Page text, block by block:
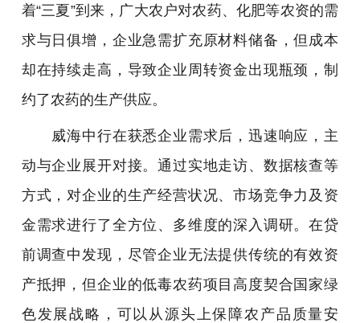
着“三夏”到来，广大农户对农药、化肥等农资的需
求与日俱增，企业急需扩充原材料储备，但成本
却在持续走高，导致企业周转资金出现瓶颈，制
约了农药的生产供应。
威海中行在获悉企业需求后，迅速响应，主
动与企业展开对接。通过实地走访、数据核查等
方式，对企业的生产经营状况、市场竞争力及资
金需求进行了全方位、多维度的深入调研。在贷
前调查中发现，尽管企业无法提供传统的有效资
产抵押，但企业的低毒农药项目高度契合国家绿
色发展战略，可以从源头上保障农产品质量安